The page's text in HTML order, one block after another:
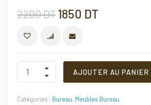
2200DT Le
prix
initial
était :
1850 DT
actuel
est :
COMPARER
Bureau
TEAM
4
AJOUTER AU PANIER
Catégories : Bureau, Meubles Bureau